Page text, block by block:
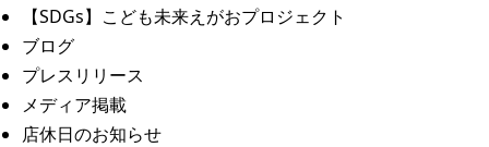
【SDGs】こども未来えがおプロジェクト
ブログ
プレスリリース
メディア掲載
店休日のお知らせ